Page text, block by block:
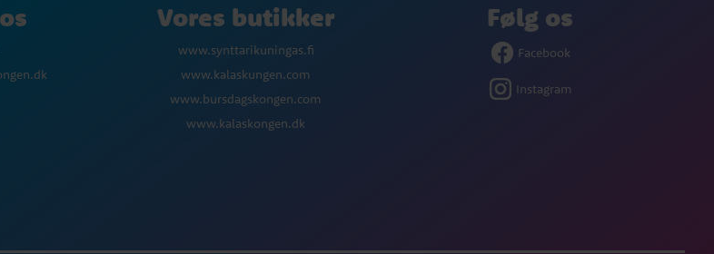
Vores butikker
www.synttarikuningas.fi
www.kalaskungen.com
www.bursdagskongen.com
www.kalaskongen.dk
Følg os
Facebook
Instagram